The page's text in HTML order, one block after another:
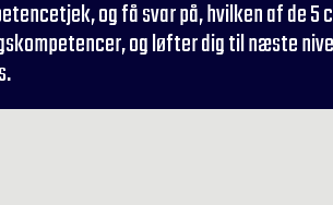
og få svar på, hvilken af de
og løfter dig til næste